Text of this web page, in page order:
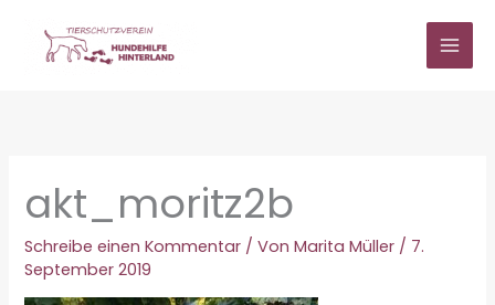
springen
akt_moritz2b
Schreibe einen Kommentar / VonMarita Müller / 7.
September 2019